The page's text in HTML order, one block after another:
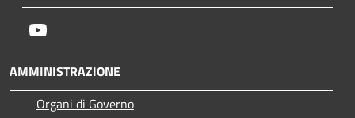
AMMINISTRAZIONE
Organi di Governo